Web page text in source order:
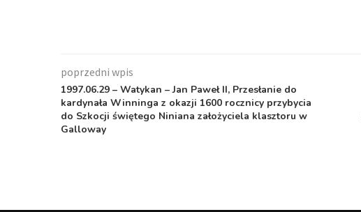
poprzedni wpis
1997.06.29 – Watykan – Jan Paweł II, Przesłanie do
kardynała Winninga z okazji 1600 rocznicy przybycia
do Szkocji świętego Niniana założyciela klasztoru w
Galloway